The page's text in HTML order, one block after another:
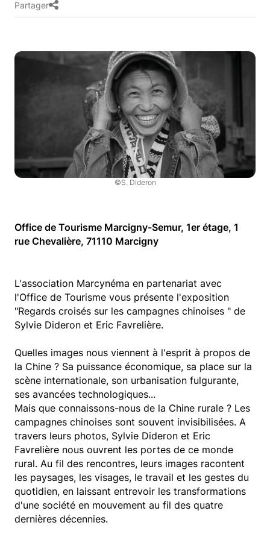
Partager
©S. Dideron
Office de Tourisme Marcigny-Semur, 1er étage, 1
rue Chevalière, 71110 Marcigny
L'association Marcynéma en partenariat avec
l'Office de Tourisme vous présente l'exposition
"Regards croisés sur les campagnes chinoises " de
Sylvie Dideron et Eric Favrelière.
Quelles images nous viennent à l'esprit à propos de
la Chine ? Sa puissance économique, sa place sur la
scène internationale, son urbanisation fulgurante,
ses avancées technologiques...
Mais que connaissons-nous de la Chine rurale ? Les
campagnes chinoises sont souvent invisibilisées. A
travers leurs photos, Sylvie Dideron et Eric
Favrelière nous ouvrent les portes de ce monde
rural. Au fil des rencontres, leurs images racontent
les paysages, les visages, le travail et les gestes du
quotidien, en laissant entrevoir les transformations
d'une société en mouvement au fil des quatre
dernières décennies.